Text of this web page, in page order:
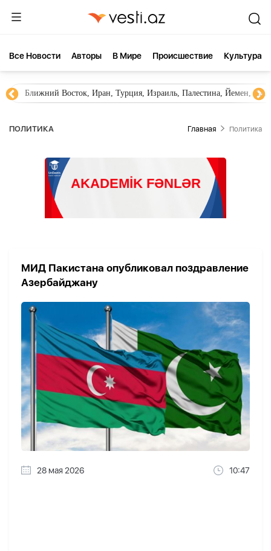
Все Новости Aвторы В Мире Происшествие Культура
Ближний Восток, Иран, Турция, Израиль, Палестина, Йемен,
ПОЛИТИКА Главная Политика
МИД Пакистана опубликовал поздравление
Азербайджану
28 мая 2026 10:47